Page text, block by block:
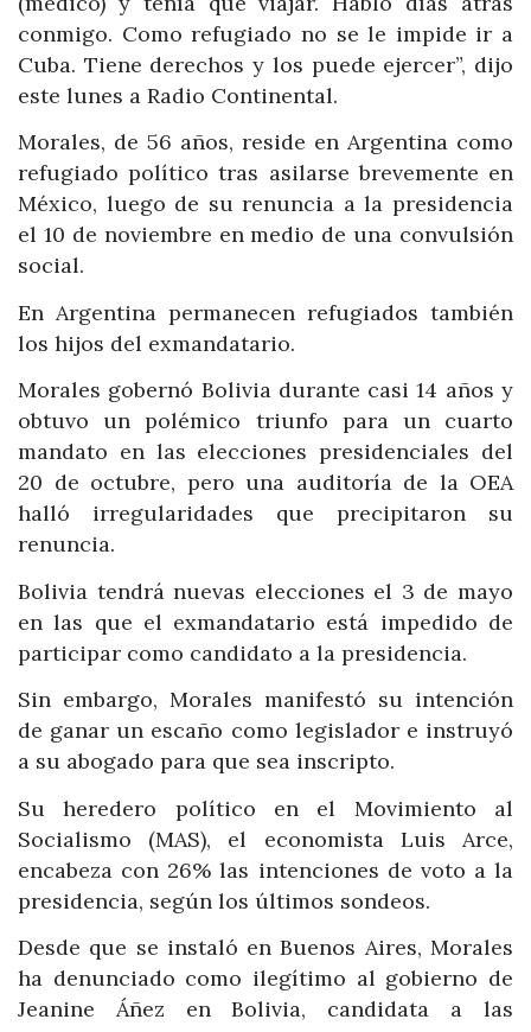
conmigo. Como refugiado no se le impide ir a
Cuba. Tiene derechos y los puede ejercer”, dijo
este lunes a Radio Continental.
Morales, de 56 años, reside en Argentina como
refugiado político tras asilarse brevemente en
México, luego de su renuncia a la presidencia
el 10 de noviembre en medio de una convulsión
social.
En Argentina permanecen refugiados también
los hijos del exmandatario.
Morales gobernó Bolivia durante casi 14 años y
obtuvo un polémico triunfo para un cuarto
mandato en las elecciones presidenciales del
20 de octubre, pero una auditoría de la OEA
halló irregularidades que precipitaron su
renuncia.
Bolivia tendrá nuevas elecciones el 3 de mayo
en las que el exmandatario está impedido de
participar como candidato a la presidencia.
Sin embargo, Morales manifestó su intención
de ganar un escaño como legislador e instruyó
a su abogado para que sea inscripto.
Su heredero político en el Movimiento al
Socialismo (MAS), el economista Luis Arce,
encabeza con 26% las intenciones de voto a la
presidencia, según los últimos sondeos.
Desde que se instaló en Buenos Aires, Morales
ha denunciado como ilegítimo al gobierno de
Jeanine Áñez en Bolivia, candidata a las